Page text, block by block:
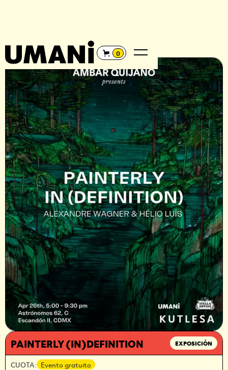
0
← REGRESAR
PAINTERLY (IN)DEFINITION EXPOSICIÓN
CUOTA: Evento gratuito